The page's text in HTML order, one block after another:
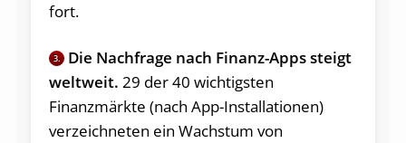
fort.
3.
Die Nachfrage nach Finanz-Apps steigt
weltweit. 29 der 40 wichtigsten
Finanzmärkte (nach App-Installationen)
verzeichneten ein Wachstum von